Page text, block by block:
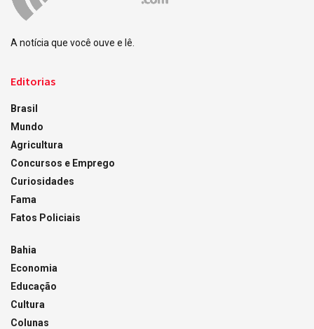
A notícia que você ouve e lê.
Editorias
Brasil
Mundo
Agricultura
Concursos e Emprego
Curiosidades
Fama
Fatos Policiais
Bahia
Economia
Educação
Cultura
Colunas